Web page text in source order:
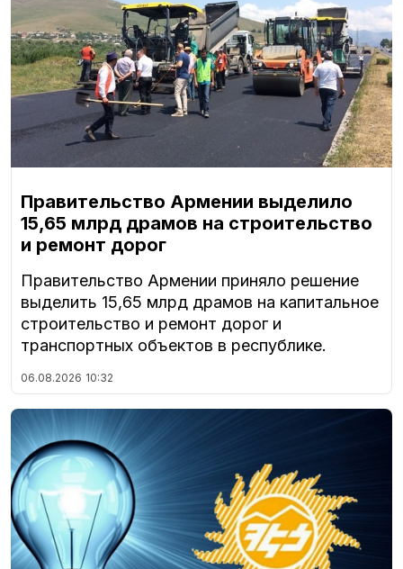
Правительство Армении выделило
15,65 млрд драмов на строительство
и ремонт дорог
Правительство Армении приняло решение
выделить 15,65 млрд драмов на капитальное
строительство и ремонт дорог и
транспортных объектов в республике.
06.08.2026 10:32